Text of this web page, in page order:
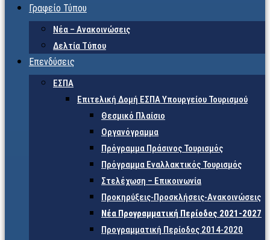
Γραφείο Τύπου
Νέα – Ανακοινώσεις
Δελτία Τύπου
Επενδύσεις
ΕΣΠΑ
Επιτελική Δομή ΕΣΠΑ Υπουργείου Τουρισμού
Θεσμικό Πλαίσιο
Οργανόγραμμα
Πρόγραμμα Πράσινος Τουρισμός
Πρόγραμμα Εναλλακτικός Τουρισμός
Στελέχωση – Επικοινωνία
Προκηρύξεις-Προσκλήσεις-Ανακοινώσεις
Νέα Προγραμματική Περίοδος 2021-2027
Προγραμματική Περίοδος 2014-2020